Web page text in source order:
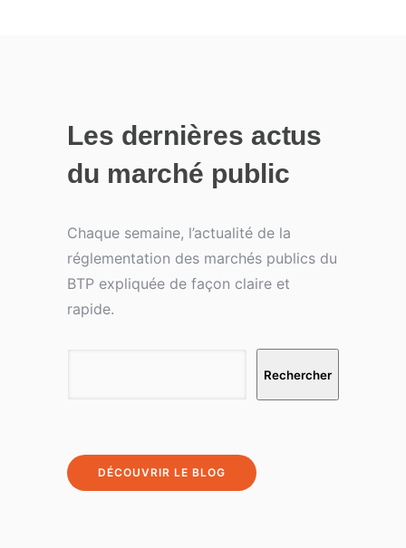
Les dernières actus
du marché public
Chaque semaine, l’actualité de la
réglementation des marchés publics du
BTP expliquée de façon claire et
rapide.
Rechercher
DÉCOUVRIR LE BLOG